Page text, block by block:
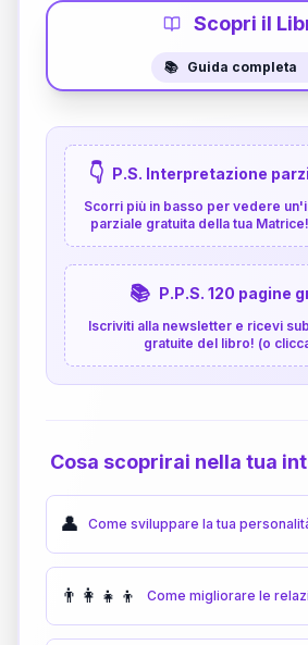
Scopri il
📚 Guida completa
👇 P.S. Interpretazione
Scorri più in basso per vedere
parziale gratuita della tua
📚 P.P.S. 120 pagine
Iscriviti alla newsletter e ricevi
gratuite del libro! (o
Cosa scoprirai nella tua
👤 Come sviluppare la tua
👨‍👩‍👧‍👦 Come migliorare le